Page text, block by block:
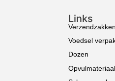
Links
Verzendzakken
Voedsel
Dozen
Opvulmateriaal